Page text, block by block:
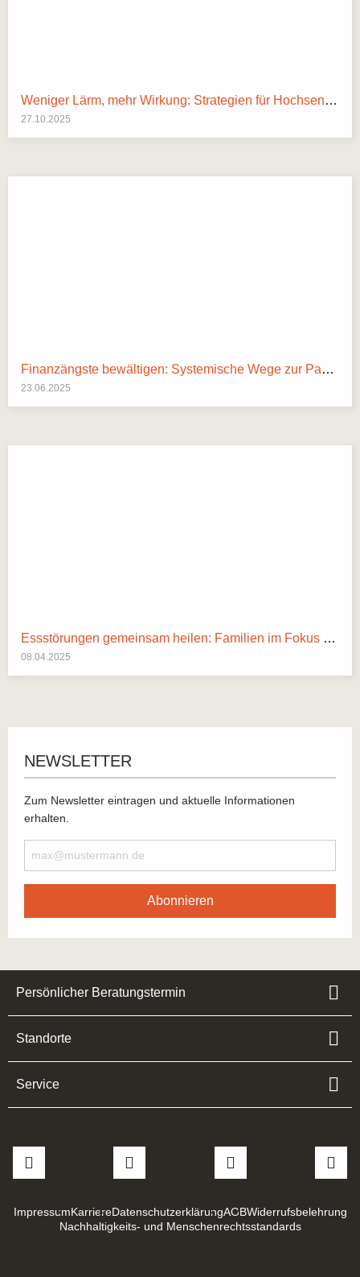
Weniger Lärm, mehr Wirkung: Strategien für Hochsensible in Arbeit und Alltag
27.10.2025
Finanzängste bewältigen: Systemische Wege zur Paarstabilität
23.06.2025
Essstörungen gemeinsam heilen: Familien im Fokus der systemischen Therapie
08.04.2025
NEWSLETTER
Zum Newsletter eintragen und aktuelle Informationen
erhalten.
Abonnieren
Persönlicher Beratungstermin
Standorte
Service
ImpressumKarriereDatenschutzerklärungAGBWiderrufsbelehrung
Nachhaltigkeits- und Menschenrechtsstandards